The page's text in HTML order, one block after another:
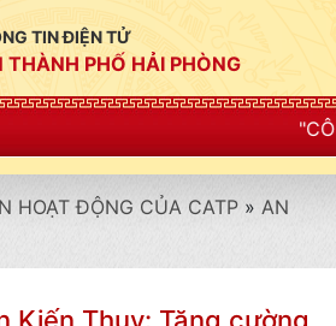
TIN ĐIỆN TỬ
THÀNH PHỐ HẢI PHÒNG
"CÔNG AN THÀNH
HOẠT ĐỘNG CỦA CATP » AN